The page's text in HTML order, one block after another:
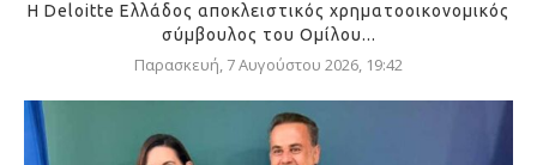
Η Deloitte Ελλάδος αποκλειστικός χρηματοοικονομικός
σύμβουλος του Ομίλου...
Παρασκευή, 7 Αυγούστου 2026, 19:42